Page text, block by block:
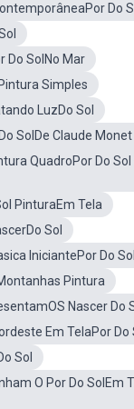
Do
Do SolNo Mar
Simples
LuzDo Sol
SolDe Claude
QuadroPor Do Sol
PinturaEm Tela
Sol
IniciantePor Do Sol
Pintura
Nascer Do
Em TelaPor Do
Sol
O Por Do SolEm